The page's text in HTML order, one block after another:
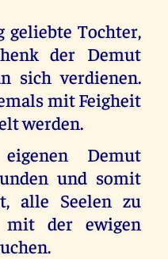
geliebte Tochter,
der Demut
sich verdienen.
mit Feigheit
werden.
Demut
und somit
alle Seelen zu
der ewigen